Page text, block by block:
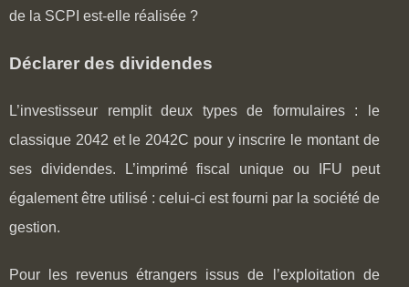
de la SCPI est-elle réalisée ?
Déclarer des dividendes
L’investisseur remplit deux types de formulaires : le
classique 2042 et le 2042C pour y inscrire le montant de
ses dividendes. L’imprimé fiscal unique ou IFU peut
également être utilisé : celui-ci est fourni par la société de
gestion.
Pour les revenus étrangers issus de l’exploitation de